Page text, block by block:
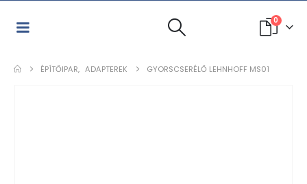
0
ÉPÍTŐIPAR, ADAPTEREK GYORSCSERÉLŐ LEHNHOFF MS01